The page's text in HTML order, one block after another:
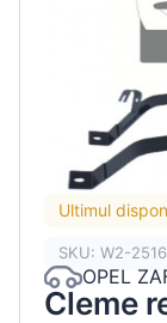
Ultimul
SKU: W2-
OPEL
Cleme